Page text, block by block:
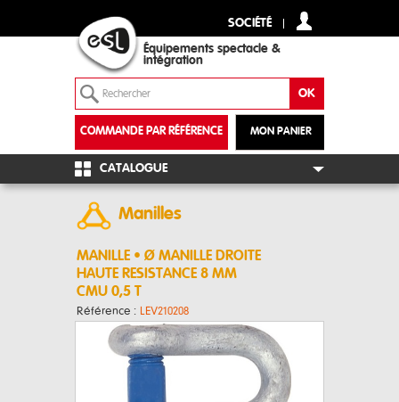
SOCIÉTÉ
Équipements spectacle &
intégration
MON PANIER
COMMANDE PAR RÉFÉRENCE
+
CATALOGUE
Manilles
MANILLE • Ø MANILLE DROITE
HAUTE RESISTANCE 8 MM
CMU 0,5 T
Référence : LEV210208